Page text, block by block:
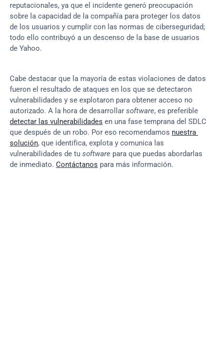
reputacionales, ya que el incidente generó preocupación
sobre la capacidad de la compañía para proteger los datos
de los usuarios y cumplir con las normas de ciberseguridad;
todo ello contribuyó a un descenso de la base de usuarios
de Yahoo.
Cabe destacar que la mayoría de estas violaciones de datos
fueron el resultado de ataques en los que se detectaron
vulnerabilidades y se explotaron para obtener acceso no
autorizado. A la hora de desarrollar software
detectar las vulnerabilidades en una fase temprana del SDLC
que después de un robo. Por eso recomendamos nuestra
solución, que identifica, explota y comunica las
vulnerabilidades de tu software para que puedas abordarlas
de inmediato. Contáctanos para más información.